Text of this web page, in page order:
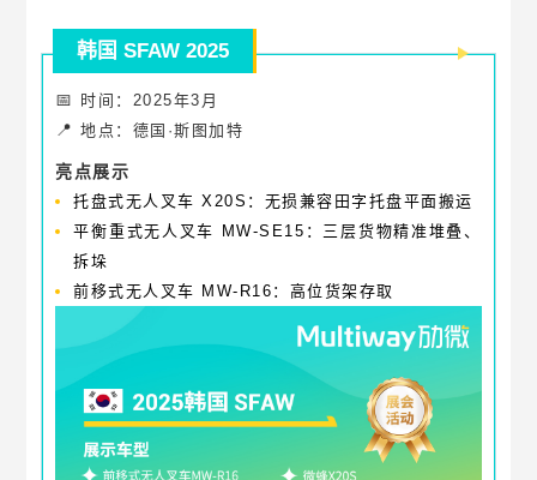
韩国 SFAW 2025
📅 时间：2025年3月
📍地点：德国·斯图加特
亮点展示
托盘式无人叉车 X20S：无损兼容田字托盘平面搬运
平衡重式无人叉车 MW-SE15：三层货物精准堆叠、
拆垛
前移式无人叉车 MW-R16：高位货架存取